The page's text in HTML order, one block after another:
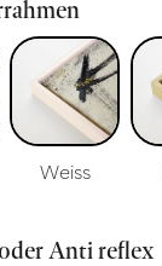
Weiss
Anti reflex